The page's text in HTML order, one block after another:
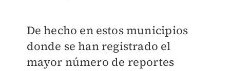
De hecho en estos municipios
donde se han registrado el
mayor número de reportes